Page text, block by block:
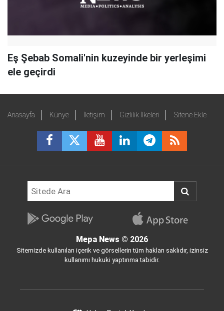
Eş Şebab Somali'nin kuzeyinde bir yerleşimi
ele geçirdi
Anasayfa Künye İletişim Gizlilik İlkeleri Sitene Ekle
Mepa News © 2026
Sitemizde kullanılan içerik ve görsellerin tüm hakları saklıdır, izinsiz
kullanımı hukuki yaptırıma tabidir.